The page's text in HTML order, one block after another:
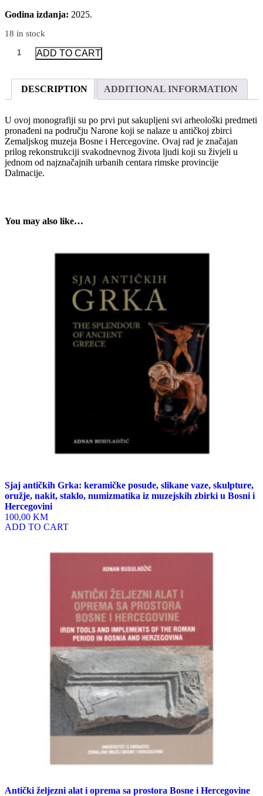
Godina izdanja: 2025.
18 in stock
Zaboravljena
nalazi
u
antičkoj
zbirci
Zemaljskog
muzeja
Bosne
i
ADD TO CART
DESCRIPTION ADDITIONAL INFORMATION
U ovoj monografiji su po prvi put sakupljeni svi arheološki predmeti
pronađeni na području Narone koji se nalaze u antičkoj zbirci
Zemaljskog muzeja Bosne i Hercegovine. Ovaj rad je značajan
prilog rekonstrukciji svakodnevnog života ljudi koji su živjeli u
jednom od najznačajnih urbanih centara rimske provincije
Dalmacije.
You may also like…
Sjaj antičkih Grka: keramičke posude, slikane vaze, skulpture,
oružje, nakit, staklo, numizmatika iz muzejskih zbirki u Bosni i
Hercegovini
100,00 KM
ADD TO CART
Antički željezni alat i oprema sa prostora Bosne i Hercegovine